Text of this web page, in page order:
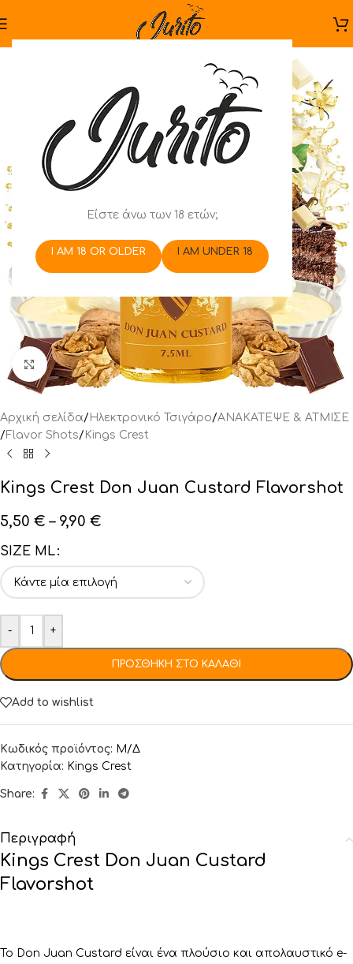
Είστε άνω των 18 ετών;
I AM 18 OR OLDER I AM UNDER 18
Click to enlarge
Αρχική σελίδα/ Ηλεκτρονικό Τσιγάρο/ΑΝΑΚΑΤΕΨΕ & ΑΤΜΙΣΕ
/Flavor Shots/ Kings Crest
Kings Crest Don Juan Custard Flavorshot
5,50 € – 9,90 €
SIZE ML
- +
ΠΡΟΣΘΉΚΗ ΣΤΟ ΚΑΛΆΘΙ
Add to wishlist
Κωδικός προϊόντος: Μ/Δ
Κατηγορία: Kings Crest
Share:
Περιγραφή
Kings Crest Don Juan Custard
Flavorshot
Το Don Juan Custard είναι ένα πλούσιο και απολαυστικό e-